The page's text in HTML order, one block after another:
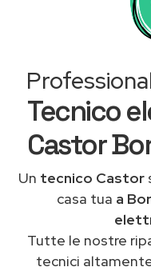
Tecnico
Castor
Un tecnico Castor
casa tua a
Tutte le nostre
tecnici